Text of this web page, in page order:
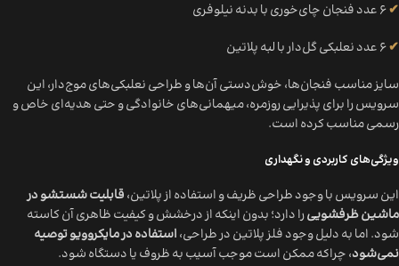
✔۶ عدد فنجان چای‌خوری با بدنه نیلوفری
✔۶ عدد نعلبکی گل‌دار با لبه پلاتین
سایز مناسب فنجان‌ها، خوش‌دستی آن‌ها و طراحی نعلبکی‌های موج‌دار، این
سرویس را برای پذیرایی روزمره، میهمانی‌های خانوادگی و حتی هدیه‌ای خاص و
رسمی مناسب کرده است.
ویژگی‌های کاربردی و نگهداری
این سرویس با وجود طراحی ظریف و استفاده از پلاتین،قابلیت شستشو در
ماشین ظرفشوییرا دارد؛ بدون اینکه از درخشش و کیفیت ظاهری آن کاسته
شود. اما به دلیل وجود فلز پلاتین در طراحی،استفاده در مایکروویو توصیه
نمی‌شود، چراکه ممکن است موجب آسیب به ظروف یا دستگاه شود.